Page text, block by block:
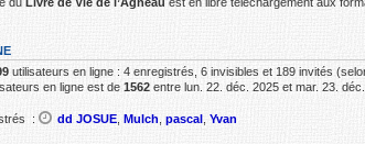
utilisateurs en ligne : 4 enregistrés, 6 invisibles et 189 invités
en ligne est de 1562 entre lun. 22. déc. 2025 et mar. 23.
: dd JOSUE Mulch pascal Yvan